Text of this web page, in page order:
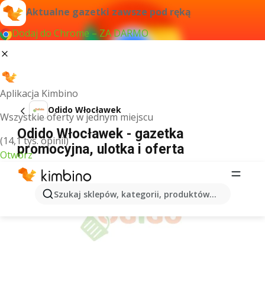
Aktualne gazetki zawsze pod ręką
Dodaj do Chrome – ZA DARMO
Aplikacja Kimbino
Wszystkie oferty w jednym miejscu
(14,1 tys. opinii)
Otwórz
Szukaj sklepów, kategorii, produktów...
Odido Włocławek
Odido Włocławek - gazetka
promocyjna, ulotka i oferta